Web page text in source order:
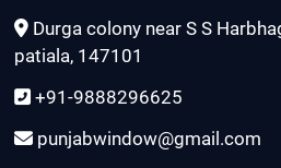
Durga colony near S S
patiala, 147101
+91-9888296625
punjabwindow@gmail.com